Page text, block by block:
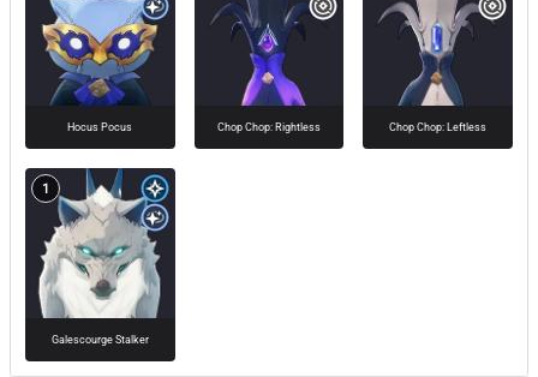
Hocus Pocus Chop Chop: Rightless Chop Chop: Leftless
1
Galescourge Stalker